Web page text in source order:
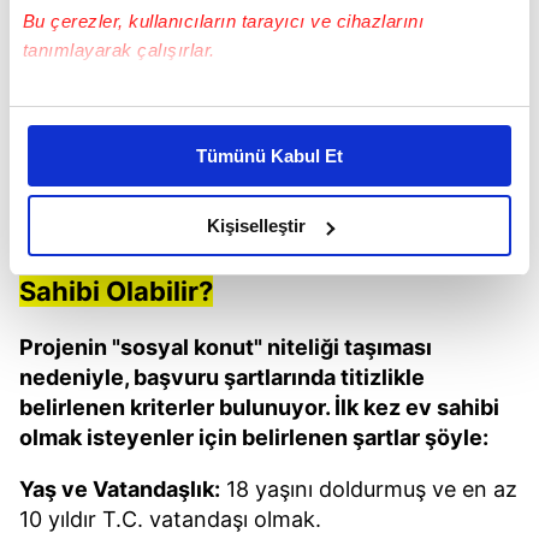
Bu çerezler, kullanıcıların tarayıcı ve cihazlarını
tanımlayarak çalışırlar.
Bu çerezlere izin vermeniz halinde sizlere özel
daha iyi reklam deneyimi yaşatabiliriz. Bunu yaparken
amacımızın size daha iyi bir reklam deneyimi sunmak
olduğunu ve sizlere en iyi içerikleri sunabilmek adına
elimizden gelen çabayı gösterdiğimizi ve bu noktada,
reklamların maliyetlerimizi karşılamak noktasında tek gelir
kalemimiz olduğunu sizlere hatırlatmak isteriz.
Her halükârda, kullanıcılar, bu çerezlere izin vermedikleri
takdirde, kullanıcılara hedefli reklamlar
gösterilmeyecektir."
Sizlere daha iyi bir hizmet sunabilmek için İnternet
Sitemizde kendimize ve üçüncü kişilere ait çerezler
Tümünü Kabul Et
Kişiselleştir
Başvuru Şartları Sil Baştan: Kimler Ev
Sahibi Olabilir?
Projenin "sosyal konut" niteliği taşıması
nedeniyle, başvuru şartlarında titizlikle
belirlenen kriterler bulunuyor. İlk kez ev sahibi
olmak isteyenler için belirlenen şartlar şöyle:
Yaş ve Vatandaşlık: 18 yaşını doldurmuş ve en az
10 yıldır T.C. vatandaşı olmak.